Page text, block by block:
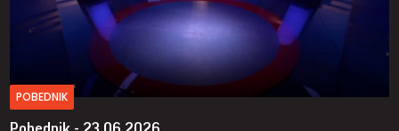
POBEDNIK